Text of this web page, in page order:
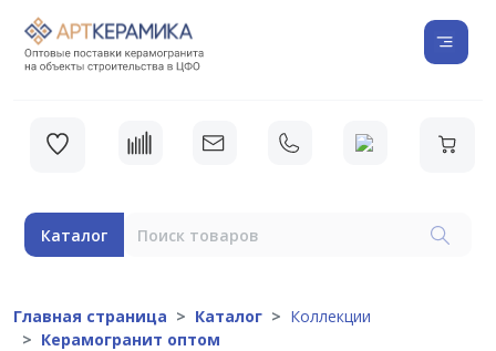
Каталог
Главная страница Каталог
Коллекции
Керамогранит оптом